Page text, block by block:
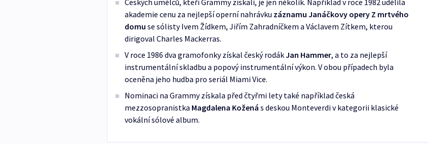
Českých umělců, kteří Grammy získali, je jen několik. Například v roce 1982 udělila
akademie cenu za nejlepší operní nahrávku záznamu Janáčkovy opery Z mrtvého
domu se sólisty Ivem Žídkem, Jiřím Zahradníčkem a Václavem Zítkem, kterou
dirigoval Charles Mackerras.
V roce 1986 dva gramofonky získal český rodákJan Hammer, a to za nejlepší
instrumentální skladbu a popový instrumentální výkon. V obou případech byla
oceněna jeho hudba pro seriál Miami Vice.
Nominaci na Grammy získala před čtyřmi lety také například česká
mezzosopranistka Magdalena Kožená s deskou Monteverdi v kategorii klasické
vokální sólové album.